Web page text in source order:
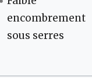
encombrement
sous serres